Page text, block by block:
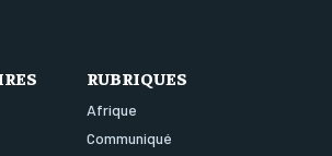
RUBRIQUES
Afrique
Communiqué